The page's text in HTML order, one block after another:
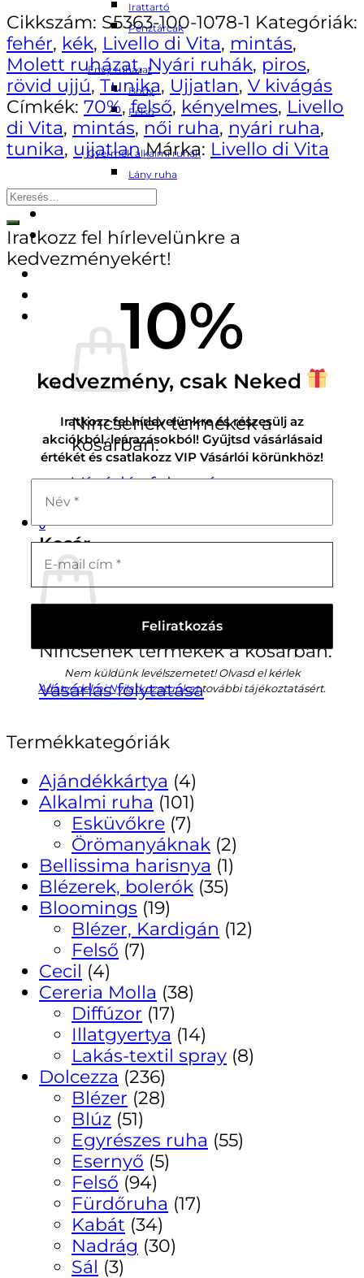
Irattartó
Pénztárcák
Envy ruházat
Body
Felső
Gyermek alkalmi ruhák
Lány ruha
Pénztár
Regisztráció
Nincsenek termékek a
kosárban.
Vásárlás folytatása
0
Kosár
Nincsenek termékek a kosárban.
Vásárlás folytatása
Cikkszám: S5363-100-1078-1 Kategóriák:
fehér, kék, Livello di Vita, mintás,
Molett ruházat,Nyári ruhák, piros,
rövid ujjú, Tunika, Ujjatlan, V kivágás
Címkék: 70%,felső, kényelmes, Livello
di Vita, mintás, női ruha, nyári ruha,
tunika, ujjatlan Márka: Livello di Vita
Iratkozz fel hírlevelünkre a
kedvezményekért!
10%
kedvezmény, csak Neked
Iratkozz fel hírlevelünkre és részesülj az
akciókból, leárazásokból! Gyűjtsd vásárlásaid
értékét és csatlakozz VIP Vásárlói körünkhöz!
Nem küldünk levélszemetet! Olvasd el kérlek
Adatvédelmi Nyilatkozatunkattovábbi tájékoztatásért.
Termékkategóriák
Ajándékkártya (4)
Alkalmi ruha (101)
Esküvőkre (7)
Örömanyáknak (2)
Bellissima harisnya (1)
Blézerek, bolerók (35)
Bloomings (19)
Blézer, Kardigán (12)
Felső (7)
Cecil (4)
Cereria Molla (38)
Diffúzor (17)
Illatgyertya (14)
Lakás-textil spray (8)
Dolcezza (236)
Blézer (28)
Blúz (51)
Egyrészes ruha (55)
Esernyő (5)
Felső (94)
Fürdőruha (17)
Kabát (34)
Nadrág (30)
Sál (3)